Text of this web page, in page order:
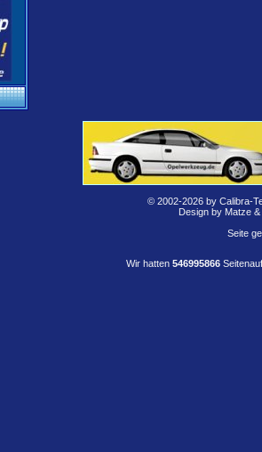
© 2002-2026 by Calibra-
Design by Matze
Seite
Wir hatten 546995866